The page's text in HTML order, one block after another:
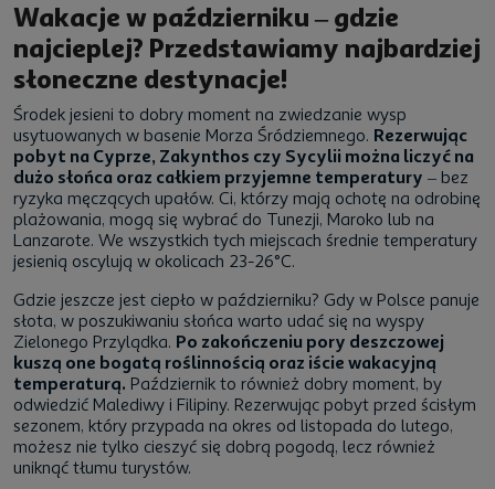
Wakacje w październiku – gdzie
najcieplej? Przedstawiamy najbardziej
słoneczne destynacje!
Środek jesieni to dobry moment na zwiedzanie wysp
usytuowanych w basenie Morza Śródziemnego. Rezerwując
pobyt na Cyprze, Zakynthos czy Sycylii można liczyć na
dużo słońca oraz całkiem przyjemne temperatury – bez
ryzyka męczących upałów. Ci, którzy mają ochotę na odrobinę
plażowania, mogą się wybrać do Tunezji, Maroko lub na
Lanzarote. We wszystkich tych miejscach średnie temperatury
jesienią oscylują w okolicach 23-26°C.
Gdzie jeszcze jest ciepło w październiku? Gdy w Polsce panuje
słota, w poszukiwaniu słońca warto udać się na wyspy
Zielonego Przylądka. Po zakończeniu pory deszczowej
kuszą one bogatą roślinnością oraz iście wakacyjną
temperaturą. Październik to również dobry moment, by
odwiedzić Malediwy i Filipiny. Rezerwując pobyt przed ścisłym
sezonem, który przypada na okres od listopada do lutego,
możesz nie tylko cieszyć się dobrą pogodą, lecz również
uniknąć tłumu turystów.